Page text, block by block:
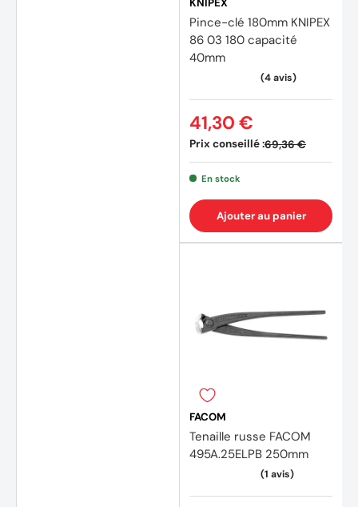
KNIPEX
Pince-clé 180mm KNIPEX
86 03 180 capacité
40mm
Prix conseillé :69,36 €
41,30 €
En stock
Ajouter au panier
FACOM
Tenaille russe FACOM
495A.25ELPB 250mm